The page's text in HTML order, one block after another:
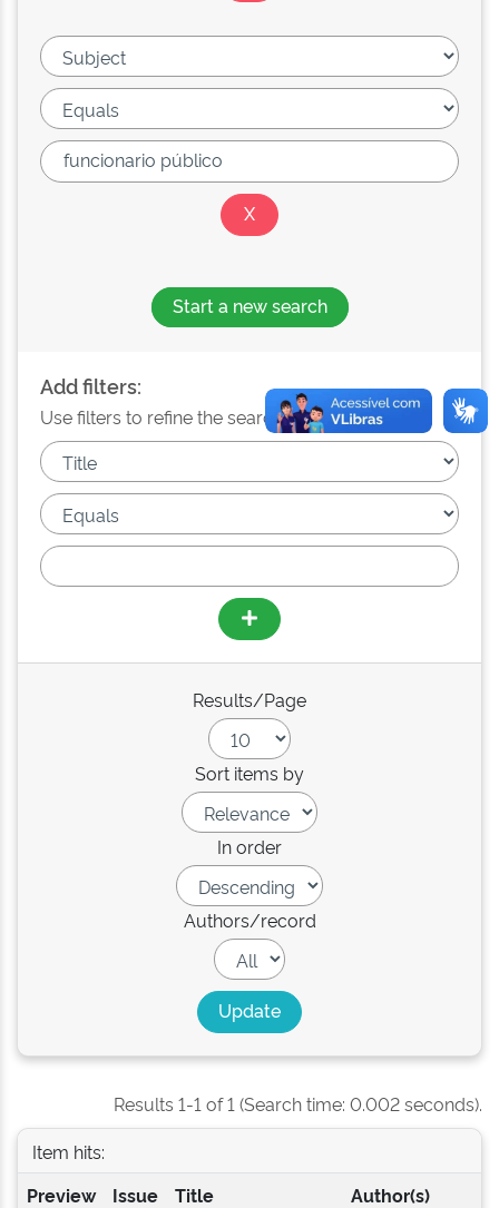
Start a new search
Add filters:
Use filters to refine the search results.
Results/Page
Sort items by
In order
Authors/record
Results 1-1 of 1 (Search time: 0.002 seconds).
Item hits:
Preview
Issue
Title Author(s)